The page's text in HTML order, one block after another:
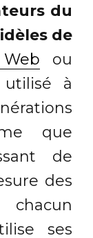
du
de
ou
à
que
de
des
ses